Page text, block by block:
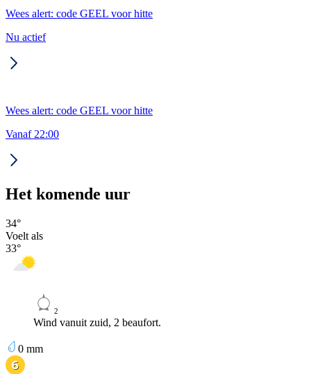
Wees alert: code GEEL voor hitte
Nu actief
Wees alert: code GEEL voor hitte
Vanaf 22:00
Het komende uur
34°
Voelt als
33°
2
Wind vanuit zuid, 2 beaufort.
0 mm